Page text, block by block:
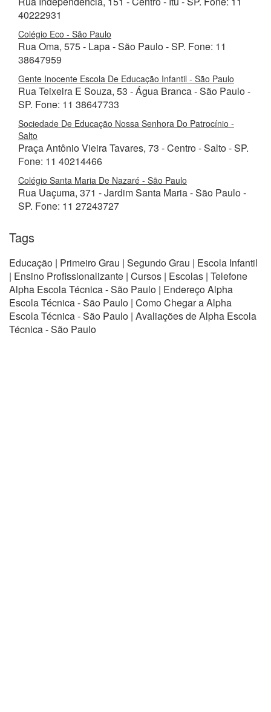
40222931
Colégio Eco - São Paulo
Rua Oma, 575 - Lapa - São Paulo - SP. Fone: 11
38647959
Gente Inocente Escola De Educação Infantil - São Paulo
Rua Teixeira E Souza, 53 - Água Branca - São Paulo -
SP. Fone: 11 38647733
Sociedade De Educação Nossa Senhora Do Patrocínio -
Salto
Praça Antônio Vieira Tavares, 73 - Centro - Salto - SP.
Fone: 11 40214466
Colégio Santa Maria De Nazaré - São Paulo
Rua Uaçuma, 371 - Jardim Santa Maria - São Paulo -
SP. Fone: 11 27243727
Tags
Educação | Primeiro Grau | Segundo Grau | Escola Infantil
| Ensino Profissionalizante | Cursos | Escolas | Telefone
Alpha Escola Técnica - São Paulo | Endereço Alpha
Escola Técnica - São Paulo | Como Chegar a Alpha
Escola Técnica - São Paulo | Avaliações de Alpha Escola
Técnica - São Paulo